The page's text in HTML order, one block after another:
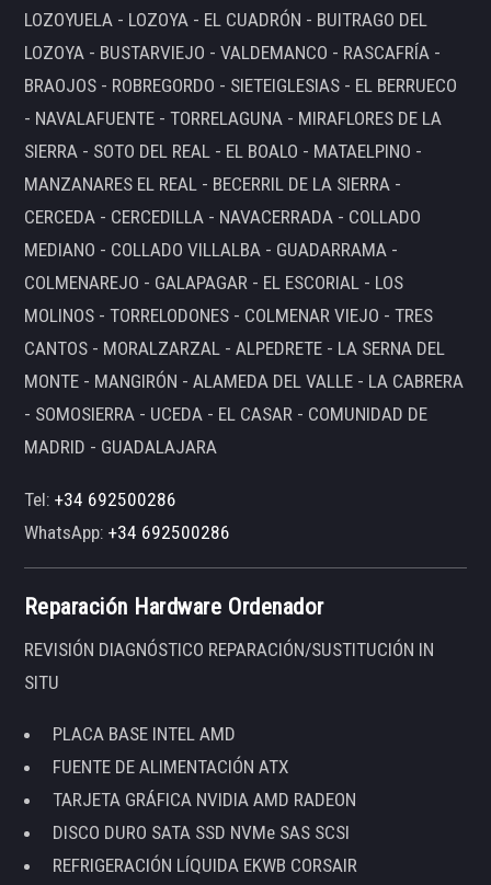
LOZOYUELA - LOZOYA - EL CUADRÓN - BUITRAGO DEL
LOZOYA - BUSTARVIEJO - VALDEMANCO - RASCAFRÍA -
BRAOJOS - ROBREGORDO - SIETEIGLESIAS - EL BERRUECO
- NAVALAFUENTE - TORRELAGUNA - MIRAFLORES DE LA
SIERRA - SOTO DEL REAL - EL BOALO - MATAELPINO -
MANZANARES EL REAL - BECERRIL DE LA SIERRA -
CERCEDA - CERCEDILLA - NAVACERRADA - COLLADO
MEDIANO - COLLADO VILLALBA - GUADARRAMA -
COLMENAREJO - GALAPAGAR - EL ESCORIAL - LOS
MOLINOS - TORRELODONES - COLMENAR VIEJO - TRES
CANTOS - MORALZARZAL - ALPEDRETE - LA SERNA DEL
MONTE - MANGIRÓN - ALAMEDA DEL VALLE - LA CABRERA
- SOMOSIERRA - UCEDA - EL CASAR - COMUNIDAD DE
MADRID - GUADALAJARA
Tel:+34 692500286
WhatsApp:+34 692500286
Reparación Hardware Ordenador
REVISIÓN DIAGNÓSTICO REPARACIÓN/SUSTITUCIÓN IN
SITU
PLACA BASE INTEL AMD
FUENTE DE ALIMENTACIÓN ATX
TARJETA GRÁFICA NVIDIA AMD RADEON
DISCO DURO SATA SSD NVMe SAS SCSI
REFRIGERACIÓN LÍQUIDA EKWB CORSAIR